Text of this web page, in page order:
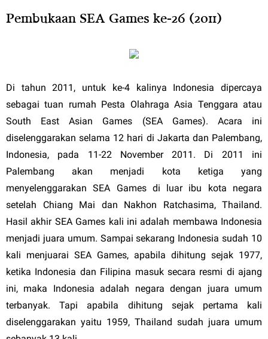
Pembukaan SEA Games ke-26 (2011)
Di tahun 2011, untuk ke-4 kalinya Indonesia dipercaya
sebagai tuan rumah Pesta Olahraga Asia Tenggara atau
South East Asian Games (SEA Games). Acara ini
diselenggarakan selama 12 hari di Jakarta dan Palembang,
Indonesia, pada 11-22 November 2011. Di 2011 ini
Palembang akan menjadi kota ketiga yang
menyelenggarakan SEA Games di luar ibu kota negara
setelah Chiang Mai dan Nakhon Ratchasima, Thailand.
Hasil akhir SEA Games kali ini adalah membawa Indonesia
menjadi juara umum. Sampai sekarang Indonesia sudah 10
kali menjuarai SEA Games, apabila dihitung sejak 1977,
ketika Indonesia dan Filipina masuk secara resmi di ajang
ini, maka Indonesia adalah negara dengan juara umum
terbanyak. Tapi apabila dihitung sejak pertama kali
diselenggarakan yaitu 1959, Thailand sudah juara umum